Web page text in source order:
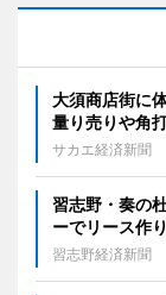
大須商店街に
量り売りや角
サカエ経済新聞
習志野・奏の
ーでリース作
習志野経済新聞